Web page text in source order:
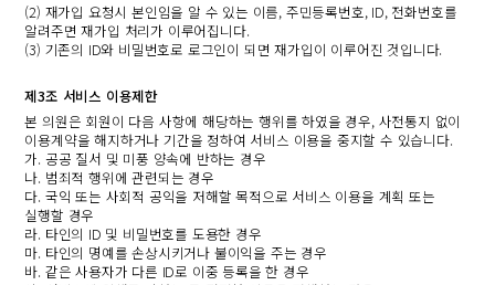
(2) 재가입 요청시 본인임을 알 수 있는 이름, 주민등록번호, ID, 전화번호를
알려주면 재가입 처리가 이루어집니다.
(3) 기존의 ID와 비밀번호로 로그인이 되면 재가입이 이루어진 것입니다.
제3조 서비스 이용제한
본 의원은 회원이 다음 사항에 해당하는 행위를 하였을 경우, 사전통지 없이
이용계약을 해지하거나 기간을 정하여 서비스 이용을 중지할 수 있습니다.
가. 공공 질서 및 미풍 양속에 반하는 경우
나. 범죄적 행위에 관련되는 경우
다. 국익 또는 사회적 공익을 저해할 목적으로 서비스 이용을 계획 또는
실행할 경우
라. 타인의 ID 및 비밀번호를 도용한 경우
마. 타인의 명예를 손상시키거나 불이익을 주는 경우
바. 같은 사용자가 다른 ID로 이중 등록을 한 경우